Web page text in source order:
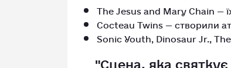
The Jesus and Mary Chain —
Cocteau Twins — створили
Sonic Youth, Dinosaur Jr.,
"Сцена, яка